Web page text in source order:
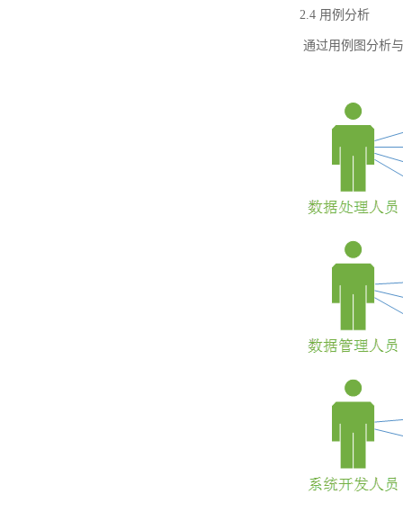
2.4 用例分析
通过用例图分析